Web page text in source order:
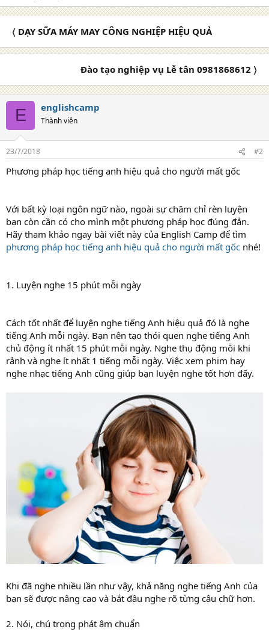
〈 DẠY SỮA MÁY MAY CÔNG NGHIỆP HIỆU QUẢ
Đào tạo nghiệp vụ Lễ tân 0981868612 〉
E englishcamp
Thành viên
23/7/2018 #2
Phương pháp học tiếng anh hiệu quả cho người mất gốc
Với bất kỳ loại ngôn ngữ nào, ngoài sự chăm chỉ rèn luyện
bạn còn cần có cho mình một phương pháp học đúng đắn.
Hãy tham khảo ngay bài viết này của English Camp để tìm
phương pháp học tiếng anh hiệu quả cho người mất gốc nhé!
1. Luyện nghe 15 phút mỗi ngày
Cách tốt nhất để luyện nghe tiếng Anh hiệu quả đó là nghe
tiếng Anh mỗi ngày. Bạn nên tạo thói quen nghe tiếng Anh
chủ động ít nhất 15 phút mỗi ngày. Nghe thụ động mỗi khi
rảnh và nghe ít nhất 1 tiếng mỗi ngày. Việc xem phim hay
nghe nhạc tiếng Anh cũng giúp bạn luyện nghe tốt hơn đấy.
Khi đã nghe nhiều lần như vậy, khả năng nghe tiếng Anh của
bạn sẽ được nâng cao và bắt đầu nghe rõ từng câu chữ hơn.
2. Nói, chú trọng phát âm chuẩn